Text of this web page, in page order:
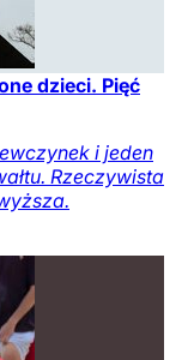
dzieci. Pięć
i jeden
Rzeczywista